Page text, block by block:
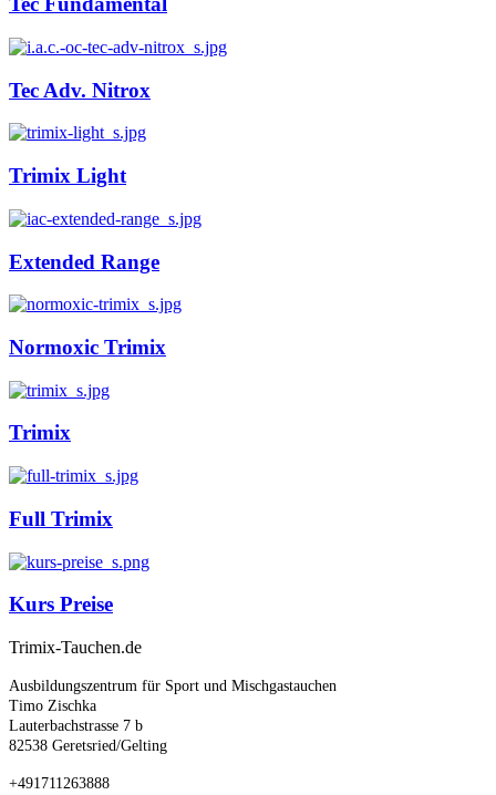
Tec Adv. Nitrox
Trimix Light
Extended Range
Normoxic Trimix
Trimix
Full Trimix
Kurs Preise
Trimix-Tauchen.de
Ausbildungszentrum für Sport und Mischgastauchen
Timo Zischka
Lauterbachstrasse 7 b
82538 Geretsried/Gelting
+491711263888